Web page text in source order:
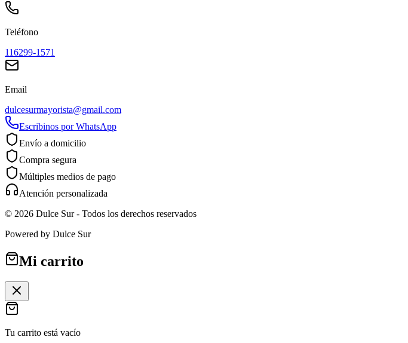
Teléfono
116299-1571
Email
dulcesurmayorista@gmail.com
Escribinos por WhatsApp
Envío a domicilio
Compra segura
Múltiples medios de pago
Atención personalizada
© 2026 Dulce Sur- Todos los derechos reservados
Powered by Dulce Sur
Mi carrito
Tu carrito está vacío